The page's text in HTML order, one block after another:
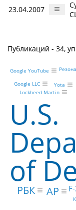
23.04.2007
Публикаций - 34,
U.S.
of
РБК AP
Lockheed Martin
Yota
Google LLC
Google YouTube